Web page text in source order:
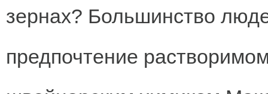
зернах? Большинство
предпочтение